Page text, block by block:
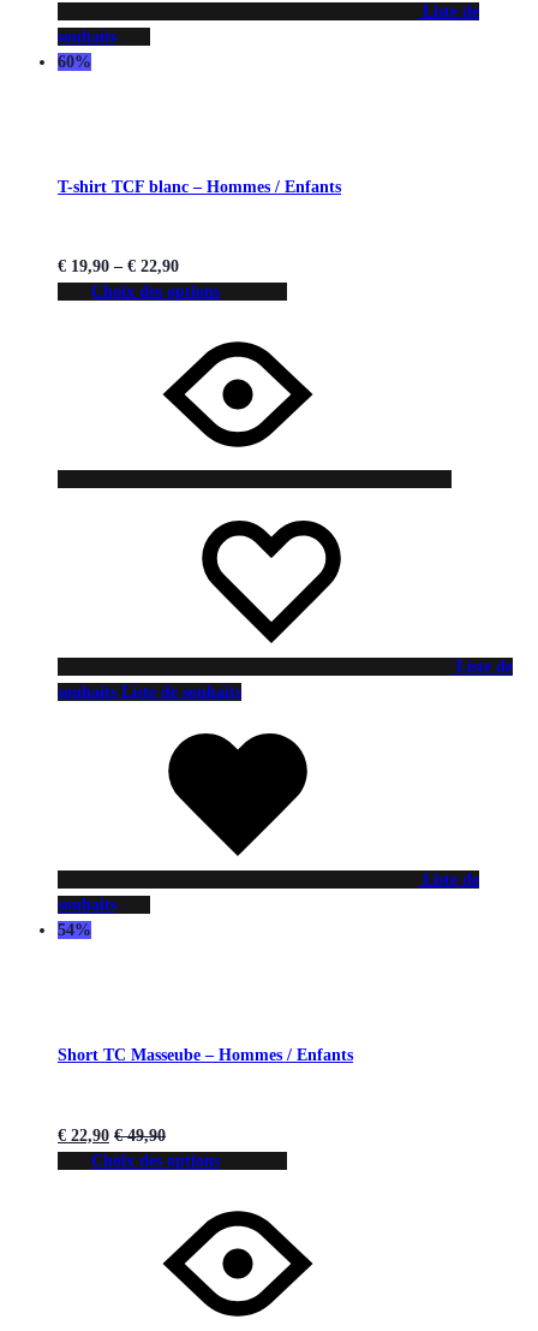
Liste de
souhaits
60%
T-shirt TCF blanc – Hommes / Enfants
€ 19,90 – € 22,90
Choix des options
Liste de
souhaits Liste de souhaits
Liste de
souhaits
54%
Short TC Masseube – Hommes / Enfants
€ 22,90 €49,90
Choix des options